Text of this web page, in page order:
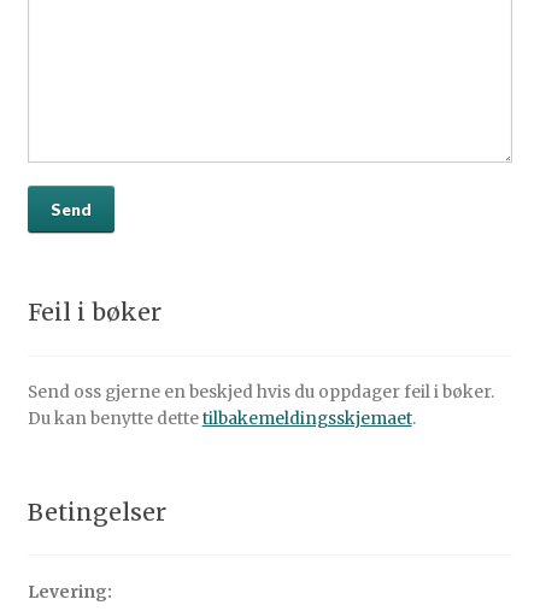
Feil i bøker
Send oss gjerne en beskjed hvis du oppdager feil i bøker.
Du kan benytte dettetilbakemeldingsskjemaet.
Betingelser
Levering: